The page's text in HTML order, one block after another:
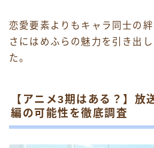
恋愛要素よりもキャラ同士の
さにはめふらの魅力を引き出
た。
【アニメ3期はある？】放
編の可能性を徹底調査